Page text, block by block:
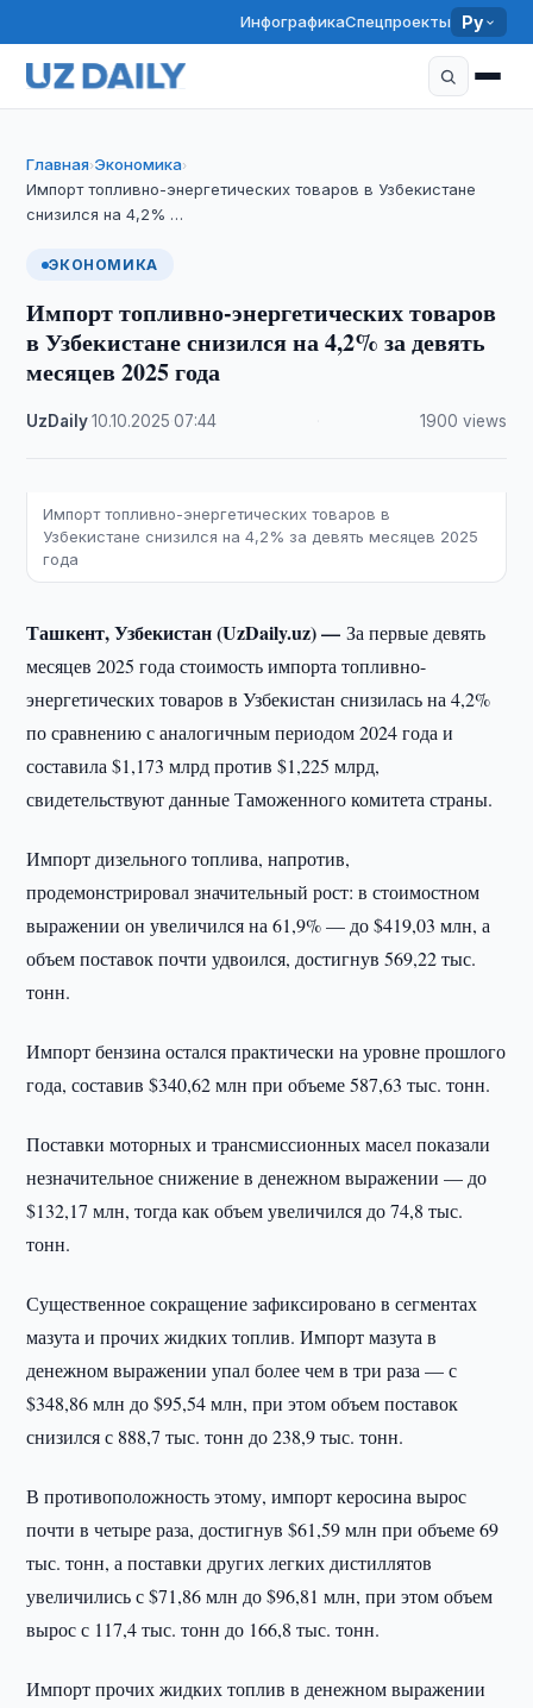
ИнфографикаСпецпроекты Ру
Главная›Экономика›
Импорт топливно-энергетических товаров в Узбекистане
снизился на 4,2% …
ЭКОНОМИКА
Импорт топливно-энергетических товаров
в Узбекистане снизился на 4,2% за девять
месяцев 2025 года
UzDaily·10.10.2025 ·07:44 1900 views
Импорт топливно-энергетических товаров в
Узбекистане снизился на 4,2% за девять месяцев 2025
года
Ташкент, Узбекистан (UzDaily.uz) —За первые девять
месяцев 2025 года стоимость импорта топливно-
энергетических товаров в Узбекистан снизилась на 4,2%
по сравнению с аналогичным периодом 2024 года и
составила $1,173 млрд против $1,225 млрд,
свидетельствуют данные Таможенного комитета страны.
Импорт дизельного топлива, напротив,
продемонстрировал значительный рост: в стоимостном
выражении он увеличился на 61,9% — до $419,03 млн, а
объем поставок почти удвоился, достигнув 569,22 тыс.
тонн.
Импорт бензина остался практически на уровне прошлого
года, составив $340,62 млн при объеме 587,63 тыс. тонн.
Поставки моторных и трансмиссионных масел показали
незначительное снижение в денежном выражении — до
$132,17 млн, тогда как объем увеличился до 74,8 тыс.
тонн.
Существенное сокращение зафиксировано в сегментах
мазута и прочих жидких топлив. Импорт мазута в
денежном выражении упал более чем в три раза — с
$348,86 млн до $95,54 млн, при этом объем поставок
снизился с 888,7 тыс. тонн до 238,9 тыс. тонн.
В противоположность этому, импорт керосина вырос
почти в четыре раза, достигнув $61,59 млн при объеме 69
тыс. тонн, а поставки других легких дистиллятов
увеличились с $71,86 млн до $96,81 млн, при этом объем
вырос с 117,4 тыс. тонн до 166,8 тыс. тонн.
Импорт прочих жидких топлив в денежном выражении